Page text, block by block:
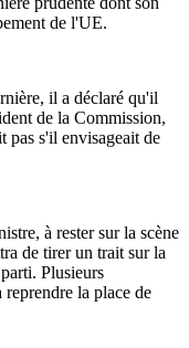
de l'UE.
il a déclaré qu'il
de la Commission,
pas s'il envisageait de
à rester sur la scène
de tirer un trait sur la
Plusieurs
la place de